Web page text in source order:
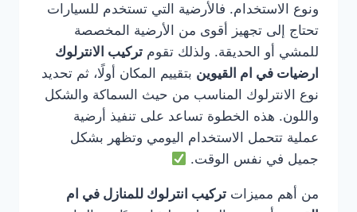
ونوع الاستخدام. فالأرضية التي تستخدم للسيارات
تحتاج إلى تجهيز أقوى من الأرضية المخصصة
للمشي أو الحديقة. ولذلك تقوم تركيب الانترلوك
ارضيات في ام القيوين بتقييم المكان أولًا، ثم تحديد
نوع الانترلوك المناسب من حيث السماكة والشكل
واللون. هذه الخطوة تساعد على تنفيذ أرضية
عملية تتحمل الاستخدام اليومي وتظهر بشكل
جميل في نفس الوقت.
من أهم مميزات تركيب انترلوك للمنازل في ام